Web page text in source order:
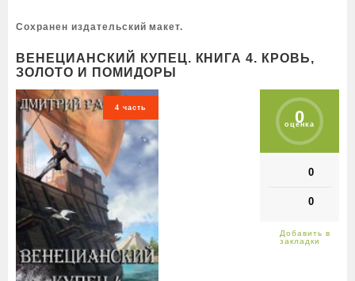
Cохранен издательский макет.
ВЕНЕЦИАНСКИЙ КУПЕЦ. КНИГА 4. КРОВЬ,
ЗОЛОТО И ПОМИДОРЫ
4 часть 0
оценка
0
0